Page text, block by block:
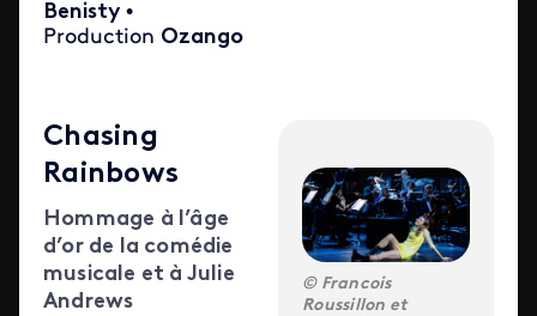
Benisty•
Production Ozango
Chasing
Rainbows
Hommage à l’âge
d’or de la comédie
musicale et à Julie
Andrews
Francois
Roussillon et